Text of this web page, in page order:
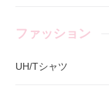
ファッション
UH/Tシャツ